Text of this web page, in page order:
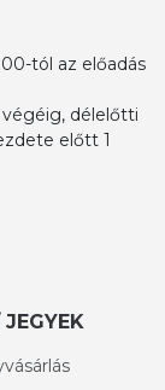
tól az előadás
végéig, délelőtti
előtt 1